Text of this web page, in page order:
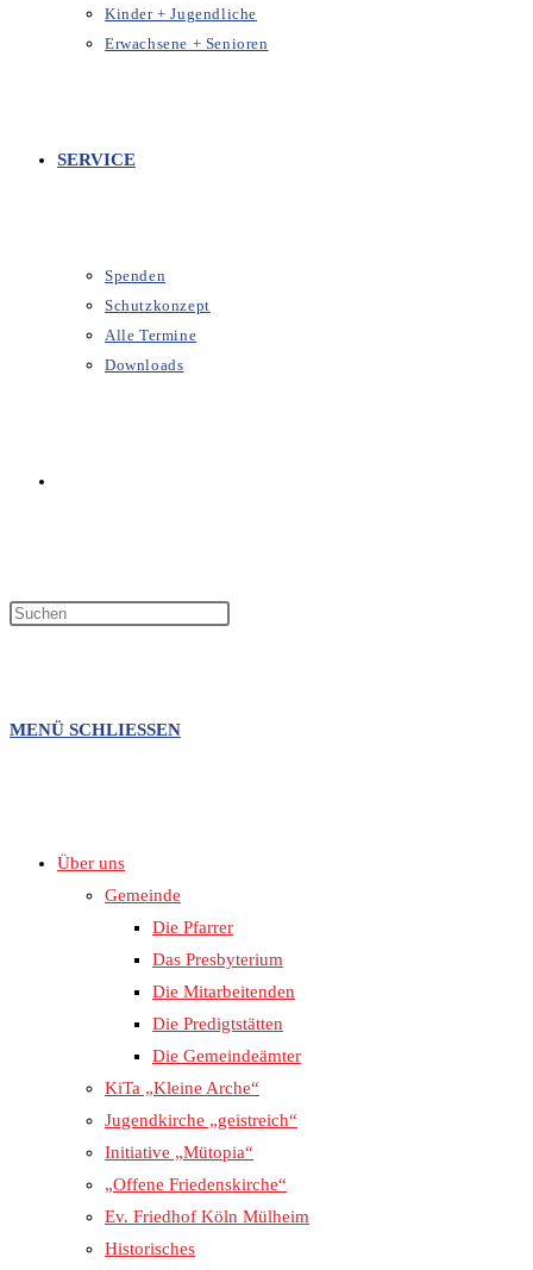
Kinder + Jugendliche
Erwachsene + Senioren
SERVICE
Spenden
Schutzkonzept
Alle Termine
Downloads
MENÜ SCHLIESSEN
Über uns
Gemeinde
Die Pfarrer
Das Presbyterium
Die Mitarbeitenden
Die Predigtstätten
Die Gemeindeämter
KiTa „Kleine Arche“
Jugendkirche „geistreich“
Initiative „Mütopia“
„Offene Friedenskirche“
Ev. Friedhof Köln Mülheim
Historisches